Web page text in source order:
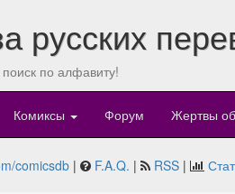
русских
по алфавиту!
Комиксы Форум Жертвы
comicsdb | F.A.Q. | RSS |